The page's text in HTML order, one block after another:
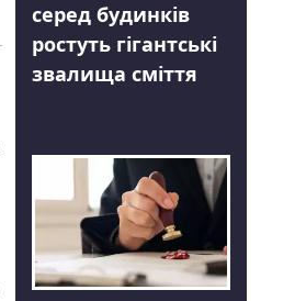
серед будинків
ростуть гігантські
звалища сміття